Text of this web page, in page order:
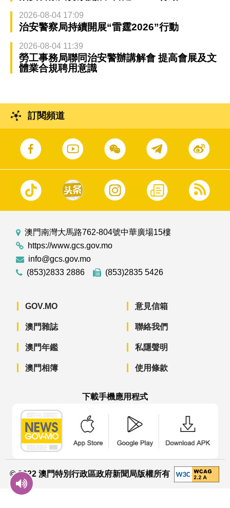
2026-08-04 17:09
治安警察局持續開展“雷霆2026”行動
2026-08-04 11:39
勞工事務局聯同治安警辦講解會 提高會展及文
體業合規聘用意識
訂閱頻道
澳門南灣大馬路762-804號中華廣場15樓
https://www.gcs.gov.mo
info@gcs.gov.mo
(853)2833 2886
(853)2835 5426
GOV.MO
澳門雜誌
澳門年鑑
澳門相簿
意見信箱
聯絡我們
私隱聲明
使用條款
下載手機應用程式
© 2022 澳門特別行政區政府新聞局版權所有